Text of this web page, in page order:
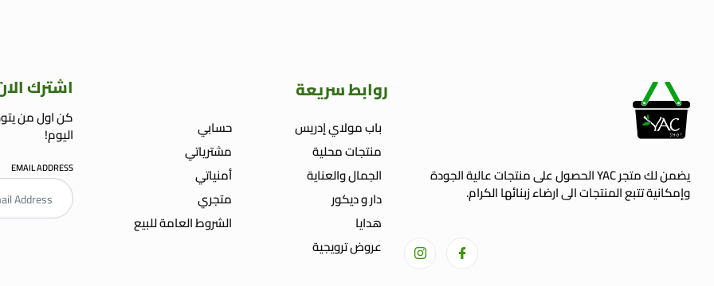
يضمن لك متجر YAC الحصول على منتجات عالية الجودة
وإمكانية تتبع المنتجات الى ارضاء زبنائها الكرام.
روابط سريعة
باب مولاي إدريس
منتجات محلية
الجمال والعناية
دار و ديكور
هدايا
عروض ترويجية
حسابي
مشترياتي
أمنياتي
متجري
الشروط العامة للبيع
اشترك
كن اول من
اليوم!
EMAIL ADDRESS